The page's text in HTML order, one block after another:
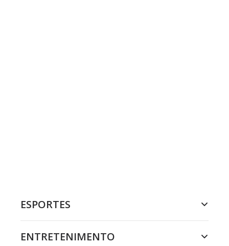
ESPORTES
ENTRETENIMENTO